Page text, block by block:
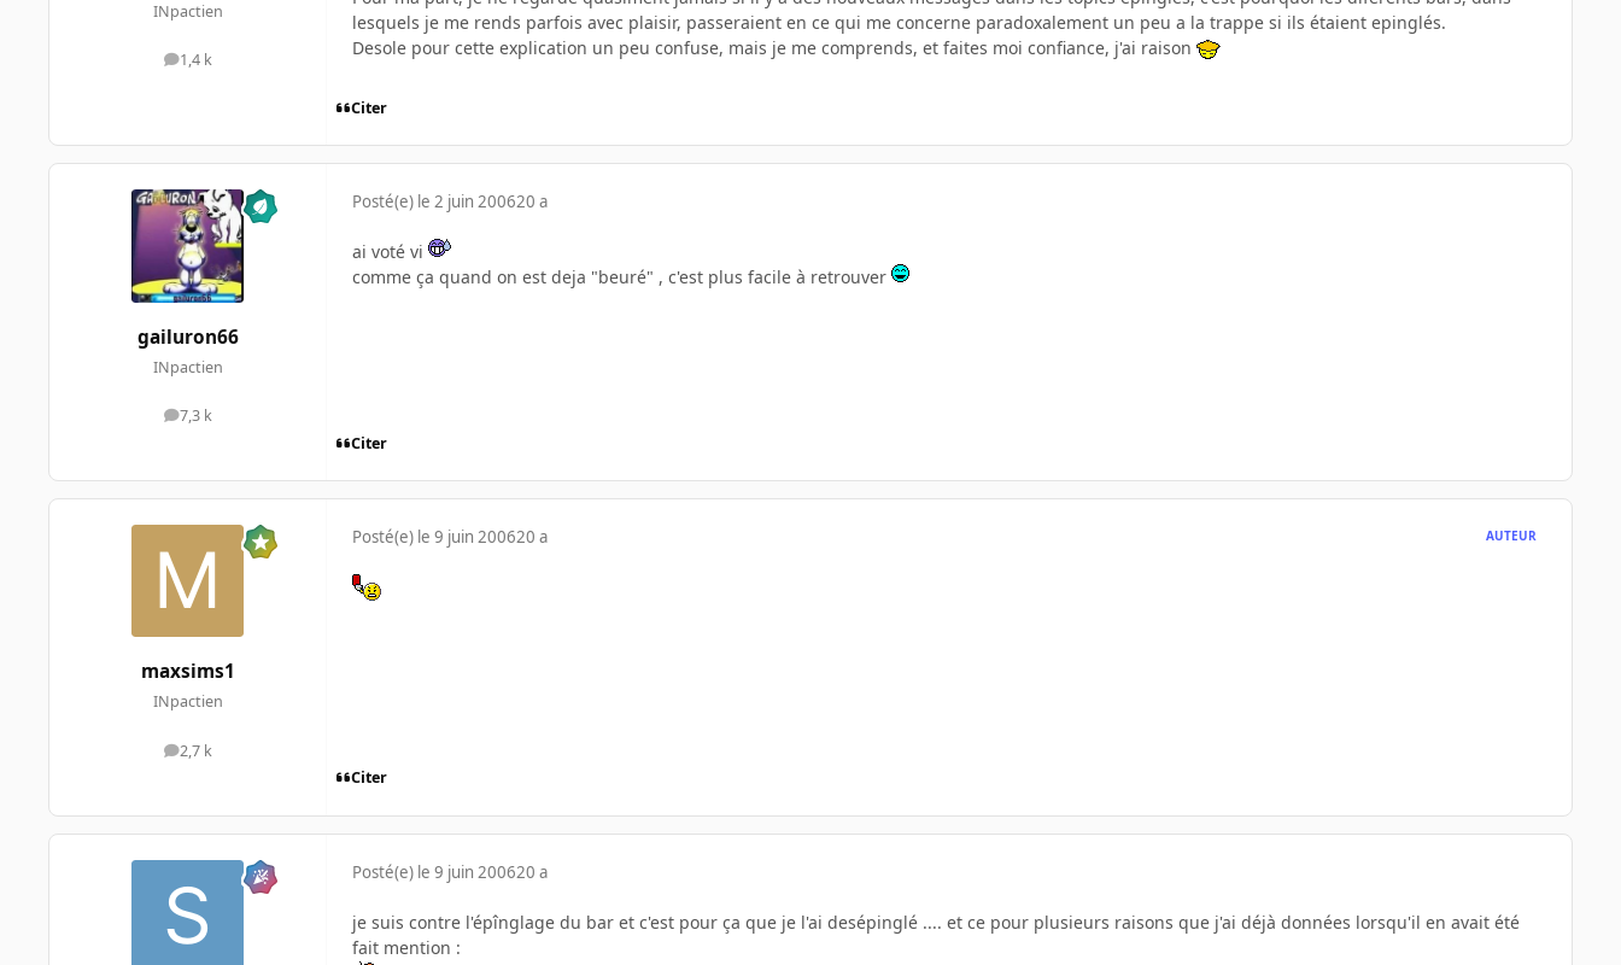
INpactien
1,4 k
messages
lesquels je me rends parfois avec plaisir, passeraient en ce qui me concerne paradoxalement un peu a la trappe si ils étaient epinglés.
Desole pour cette explication un peu confuse, mais je me comprends, et faites moi confiance, j'ai raison
Citer
gailuron66
INpactien
7,3 k
messages
Posté(e) le 2 juin 200620 a
ai voté vi
comme ça quand on est deja "beuré" , c'est plus facile à retrouver
Citer
maxsims1
INpactien
2,7 k
messages
Posté(e) le 9 juin 200620 a AUTEUR
Citer
Posté(e) le 9 juin 200620 a
je suis contre l'épînglage du bar et c'est pour ça que je l'ai desépinglé .... et ce pour plusieurs raisons que j'ai déjà données lorsqu'il en avait été
fait mention :